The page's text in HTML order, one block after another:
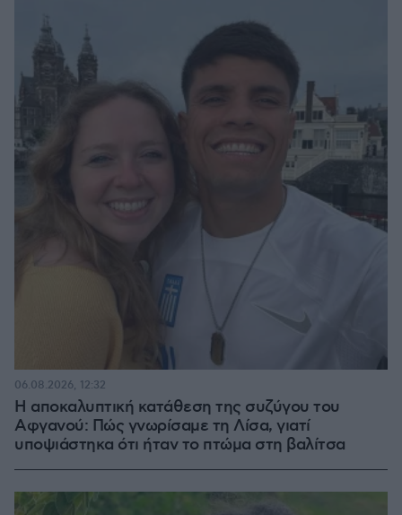
Η αποκαλυπτική κατάθεση της συζύγου του
Αφγανού: Πώς γνωρίσαμε τη Λίσα, γιατί
υποψιάστηκα ότι ήταν το πτώμα στη βαλίτσα
06.08.2026, 12:32